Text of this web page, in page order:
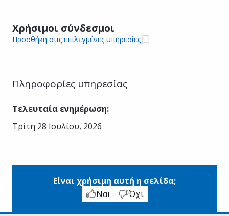
Χρήσιμοι σύνδεσμοι
Προσθήκη στις επιλεγμένες υπηρεσίες
Πληροφορίες υπηρεσίας
Τελευταία ενημέρωση:
Τρίτη 28 Ιουλίου, 2026
Είναι χρήσιμη αυτή η σελίδα;
Ναι
Όχι